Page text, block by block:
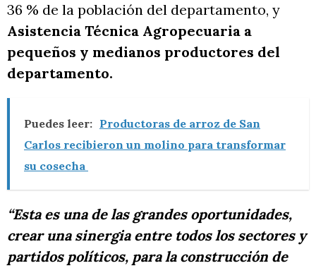
36 % de la población del departamento, y
Asistencia Técnica Agropecuaria a
pequeños y medianos productores del
departamento.
Puedes leer: Productoras de arroz de San
Carlos recibieron un molino para transformar
su cosecha
“Esta es una de las grandes oportunidades,
crear una sinergia entre todos los sectores y
partidos políticos, para la construcción de